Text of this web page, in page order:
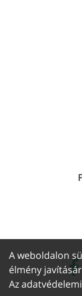
A weboldalon
élmény
Az